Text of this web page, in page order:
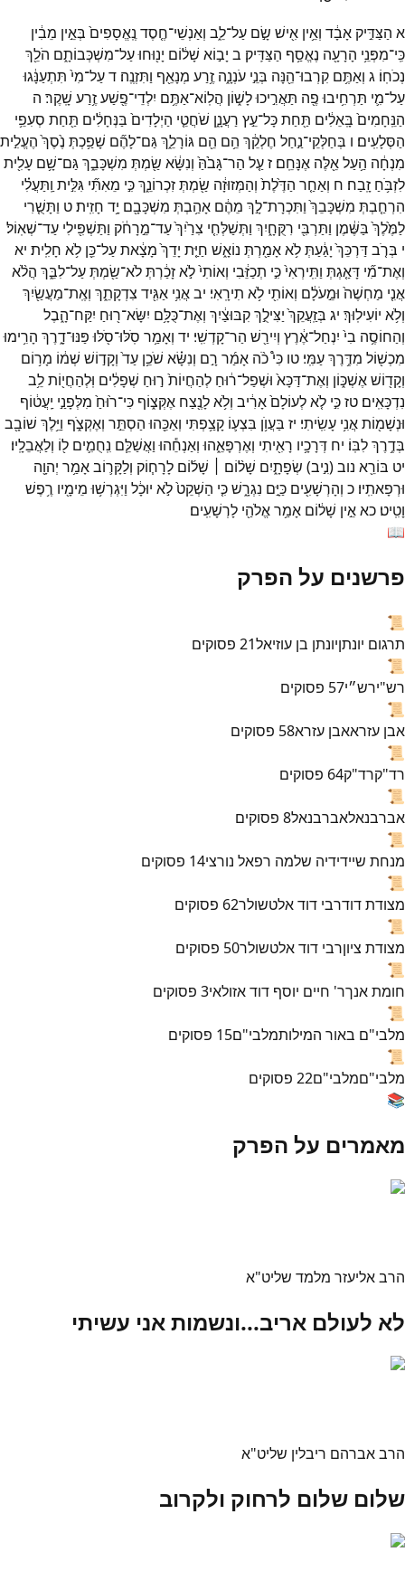
א הַצַּדִּ֣יק אָבָ֔ד וְאֵ֥ין אִ֖ישׁ שָׂ֣ם עַל־לֵ֑ב וְאַנְשֵׁי־חֶ֤סֶד נֶֽאֱסָפִים֙ בְּאֵ֣ין מֵבִ֔ין
כִּֽי־מִפְּנֵ֥י הָרָעָ֖ה נֶאֱסַ֥ף הַצַּדִּֽיק׃ ב יָב֣וֹא שָׁל֔וֹם יָנ֖וּחוּעַל־מִשְׁכְּבוֹתָ֑ם הֹלֵ֖ךְ
נְכֹחֽוֹ׃ ג וְאַתֶּ֥ם קִרְבוּ־הֵ֖נָּה בְּנֵ֣י עֹנְנָ֑ה זֶ֥רַע מְנָאֵ֖ף וַתִּזְנֶֽה׃ דעַל־מִי֙ תִּתְעַנָּ֔גוּ
עַל־מִ֛י תַּרְחִ֥יבוּ פֶ֖ה תַּאֲרִ֣יכוּלָשׁ֑וֹן הֲלֽוֹא־אַתֶּ֥ם יִלְדֵי־פֶ֖שַׁעזֶ֥רַע שָֽׁקֶר׃ ה
הַנֵּֽחָמִים֙ בָּֽאֵלִ֔ים תַּ֖חַתכָּל־עֵ֣ץ רַעֲנָ֑ן שֹׁחֲטֵ֤י הַיְלָדִים֙ בַּנְּחָלִ֔ים תַּ֖חַת סְעִפֵ֥י
הַסְּלָעִֽים׃ ו בְּחַלְּקֵי־נַ֣חַל חֶלְקֵ֔ךְ הֵ֥ם הֵ֖ם גּוֹרָלֵ֑ךְגַּם־לָהֶ֞ם שָׁפַ֥כְתְּ נֶ֙סֶךְ֙ הֶעֱלִ֣ית
מִנְחָ֔ה הַ֥עַלאֵ֖לֶּה אֶנָּחֵֽם׃ זעַ֤ל הַר־גָּבֹ֙הַּ֙ וְנִשָּׂ֔א שַׂ֖מְתְּ מִשְׁכָּבֵ֑ךְגַּם־שָׁ֥ם עָלִ֖ית
לִזְבֹּ֥חַ זָֽבַח׃ ח וְאַחַ֤ר הַדֶּ֙לֶת֙ וְהַמְּזוּזָ֔ה שַׂ֖מְתְּזִכְרוֹנֵ֑ךְכִּ֣י מֵאִתִּ֞י גִּלִּ֣ית וַֽתַּעֲלִ֗י
הִרְחַ֤בְתְּ מִשְׁכָּבֵךְ֙ וַתִּכְרָת־לָ֣ךְ מֵהֶ֔ם אָהַ֥בְתְּ מִשְׁכָּבָ֖ם יָ֥ד חָזִֽית׃ט וַתָּשֻׁ֤רִי
לַמֶּ֙לֶךְ֙ בַּשֶּׁ֔מֶן וַתַּרְבִּ֖י רִקֻּחָ֑יִךְ וַתְּשַׁלְּחִ֤י צִרַ֙יִךְ֙עַד־מֵ֣רָחֹ֔ק וַתַּשְׁפִּ֖ילִי עַד־שְׁאֽוֹל׃
י בְּרֹ֤בדַּרְכֵּךְ֙ יָגַ֔עַתְּלֹ֥אאָמַ֖רְתְּ נוֹאָ֑שׁ חַיַּ֤ת יָדֵךְ֙ מָצָ֔אתעַל־כֵּ֖ן לֹ֥א חָלִֽית׃ יא
וְאֶת־מִ֞י דָּאַ֤גְתְּ וַתִּֽירְאִי֙כִּ֣י תְכַזֵּ֔בִי וְאוֹתִי֙לֹ֣אזָכַ֔רְתְּלֹא־שַׂ֖מְתְּעַל־לִבֵּ֑ךְ הֲלֹ֨א
אֲנִ֤י מַחְשֶׁה֙ וּמֵ֣עֹלָ֔ם וְאוֹתִ֖י לֹ֥א תִירָֽאִי׃ יבאֲנִ֥י אַגִּ֖יד צִדְקָתֵ֑ךְ וְאֶֽת־מַעֲשַׂ֖יִךְ
וְלֹ֥א יוֹעִילֽוּךְ׃ יג בְּזַֽעֲקֵךְ֙ יַצִּילֻ֣ךְקִבּוּצַ֔יִךְ וְאֶת־כֻּלָּ֥ם יִשָּׂא־ר֖וּחַ יִקַּח־הָ֑בֶל
וְהַחוֹסֶ֥ה בִי֙ יִנְחַל־אֶ֔רֶץ וְיִירַ֖שׁ הַר־קָדְשִֽׁי׃ יד וְאָמַ֥ר סֹֽלּוּ־סֹ֖לּוּ פַּנּוּ־דָ֑רֶךְ הָרִ֥ימוּ
מִכְשׁ֖וֹל מִדֶּ֥רֶךְעַמִּֽי׃ טו כִּי֩כֹ֨ה אָמַ֜ר רָ֣ם וְנִשָּׂ֗א שֹׁכֵ֥ן עַד֙ וְקָד֣וֹשׁ שְׁמ֔וֹ מָר֥וֹם
וְקָד֖וֹשׁאֶשְׁכּ֑וֹן וְאֶת־דַּכָּא֙ וּשְׁפַל־ר֔וּחַ לְהַחֲיוֹת֙ ר֣וּחַ שְׁפָלִ֔ים וּֽלְהַחֲי֖וֹתלֵ֥ב
נִדְכָּאִֽים׃ טזכִּ֣י לֹ֤אלְעוֹלָם֙אָרִ֔יב וְלֹ֥אלָנֶ֖צַח אֶקְּצ֑וֹף כִּי־ר֙וּחַ֙ מִלְּפָנַ֣י יַֽעֲט֔וֹף
וּנְשָׁמ֖וֹתאֲנִ֥י עָשִֽׂיתִי׃ יז בַּעֲוֺ֥ן בִּצְע֛וֹ קָצַ֥פְתִּי וְאַכֵּ֖הוּ הַסְתֵּ֣ר וְאֶקְצֹ֑ף וַיֵּ֥לֶךְ שׁוֹבָ֖ב
בְּדֶ֥רֶךְלִבּֽוֹ׃ יח דְּרָכָ֥יו רָאִ֖יתִי וְאֶרְפָּאֵ֑הוּ וְאַנְחֵ֕הוּ וַאֲשַׁלֵּ֧ם נִֽחֻמִ֛ים ל֖וֹ וְלַאֲבֵלָֽיו׃
יט בּוֹרֵ֖א נוב(נִ֣יב) שְׂפָתָ֑יִם שָׁל֨וֹם ׀ שָׁל֜וֹם לָרָח֧וֹק וְלַקָּר֛וֹבאָמַ֥ר יְהוָ֖ה
וּרְפָאתִֽיו׃ כ וְהָרְשָׁעִ֖ים כַּיָּ֣ם נִגְרָ֑שׁכִּ֤י הַשְׁקֵט֙לֹ֣א יוּכָ֔ל וַיִּגְרְשׁ֥וּ מֵימָ֖יו רֶ֥פֶשׁ
וָטִֽיט׃ כאאֵ֣ין שָׁל֔וֹם אָמַ֥ראֱלֹהַ֖י לָרְשָׁעִֽים׃
📖
פרשנים על הפרק
📜
תרגום יונתןיונתן בן עוזיאל21 פסוקים
📜
רש"ירש״י57 פסוקים
📜
אבן עזראאבן עזרא58 פסוקים
📜
רד"קרד"ק64 פסוקים
📜
אברבנאלאברבנאל8 פסוקים
📜
מנחת שיידידיה שלמה רפאל נורצי14 פסוקים
📜
מצודת דודרבי דוד אלטשולר62 פסוקים
📜
מצודת ציוןרבי דוד אלטשולר50 פסוקים
📜
חומת אנךר' חיים יוסף דוד אזולאי3 פסוקים
📜
מלבי"ם באור המילותמלבי"ם15 פסוקים
📜
מלבי"םמלבי"ם22 פסוקים
📚
מאמרים על הפרק
הרב אליעזר מלמד שליט"א
לא לעולם אריב...ונשמות אני עשיתי
הרב אברהם ריבלין שליט"א
שלום שלום לרחוק ולקרוב